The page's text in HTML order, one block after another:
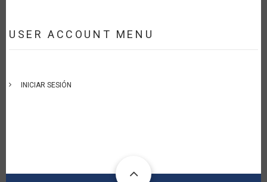
USER ACCOUNT MENU
INICIAR SESIÓN